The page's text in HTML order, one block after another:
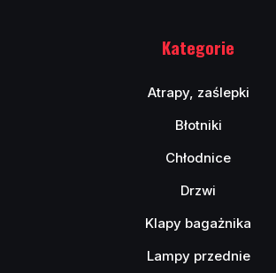
Kategorie
Atrapy, zaślepki
Błotniki
Chłodnice
Drzwi
Klapy bagażnika
Lampy przednie